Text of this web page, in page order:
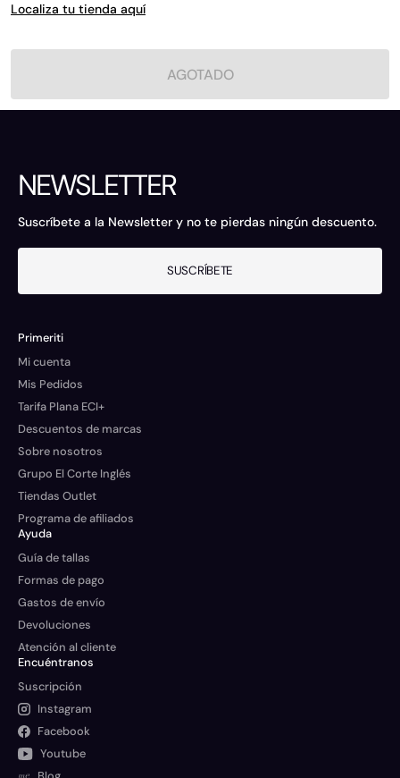
Localiza tu tienda aquí
AGOTADO
NEWSLETTER
Suscríbete a la Newsletter y no te pierdas ningún descuento.
SUSCRÍBETE
Primeriti
Mi cuenta
Mis Pedidos
Tarifa Plana ECI+
Descuentos de marcas
Sobre nosotros
Grupo El Corte Inglés
Tiendas Outlet
Programa de afiliados
Ayuda
Guía de tallas
Formas de pago
Gastos de envío
Devoluciones
Atención al cliente
Encuéntranos
Suscripción
Instagram
Facebook
Youtube